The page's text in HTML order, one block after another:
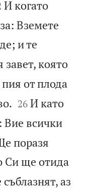
И когато
Вземете
и те
която
от плода

26 И като
Вие всички
поразя
Си ще отида
аз